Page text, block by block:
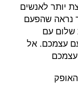
יותר לאנשים
נראה שהפעם
שלום עם
עצמכם. אל
עצמכם